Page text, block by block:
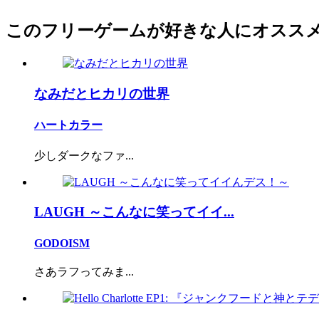
このフリーゲームが好きな人にオスス
なみだとヒカリの世界
ハートカラー
少しダークなファ...
LAUGH ～こんなに笑ってイイ...
GODOISM
さあラフってみま...